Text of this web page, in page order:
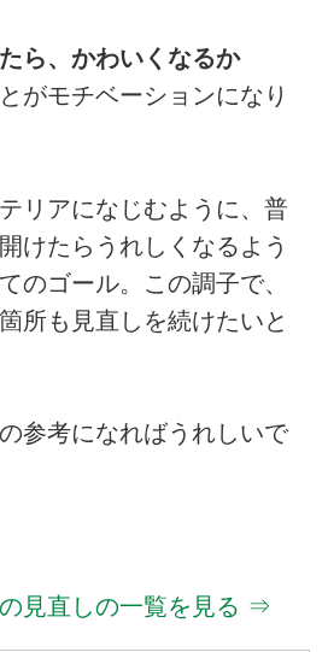
たら、かわいくなるか
がモチベーションになり
リアになじむように、普
けたらうれしくなるよう
のゴール。この調子で、
所も見直しを続けたいと
参考になればうれしいで
見直しの一覧を見る ⇒